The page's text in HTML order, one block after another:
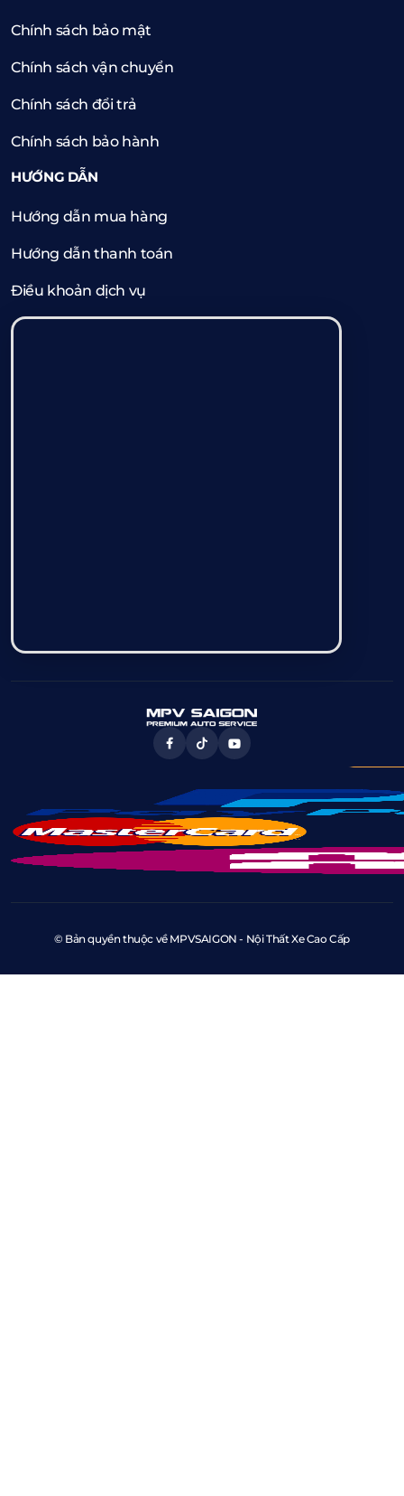
Chính sách bảo mật
Chính sách vận chuyển
Chính sách đổi trả
Chính sách bảo hành
HƯỚNG DẪN
Hướng dẫn mua hàng
Hướng dẫn thanh toán
Điều khoản dịch vụ
© Bản quyền thuộc về MPVSAIGON - Nội Thất Xe Cao Cấp